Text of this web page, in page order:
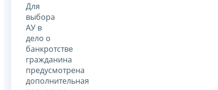
Для
выбора
АУ в
дело о
банкротстве
гражданина
предусмотрена
дополнительная